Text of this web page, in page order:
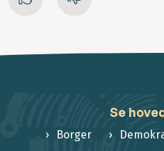
Se
Borger